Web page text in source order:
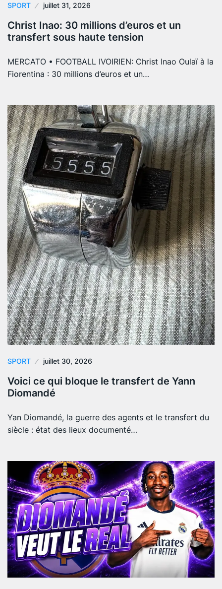
SPORT juillet 31, 2026
Christ Inao: 30 millions d’euros et un
transfert sous haute tension
MERCATO • FOOTBALL IVOIRIEN: Christ Inao Oulaï à la
Fiorentina : 30 millions d’euros et un…
SPORT juillet 30, 2026
Voici ce qui bloque le transfert de Yann
Diomandé
Yan Diomandé, la guerre des agents et le transfert du
siècle : état des lieux documenté…